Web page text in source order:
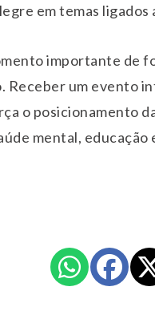
em temas ligados
importante de
Receber um evento
o posicionamento
mental, educação